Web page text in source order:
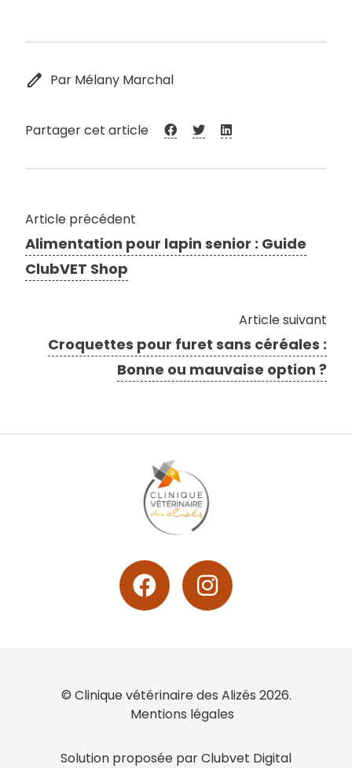
edit Par Mélany Marchal
Partager cet article
Article précédent
Alimentation pour lapin senior : Guide
ClubVET Shop
Article suivant
Croquettes pour furet sans céréales :
Bonne ou mauvaise option ?
© Clinique vétérinaire des Alizés 2026.
Mentions légales
Solution proposée par Clubvet Digital